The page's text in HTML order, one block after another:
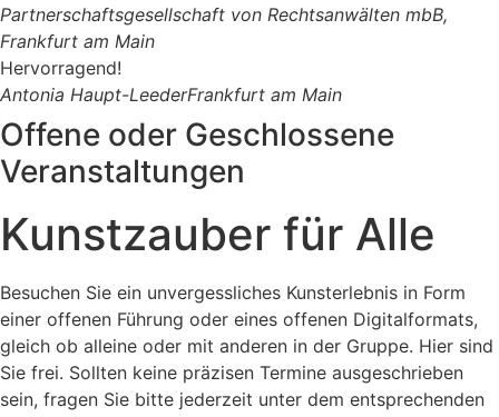
Partnerschaftsgesellschaft von Rechtsanwälten mbB,
Frankfurt am Main
Hervorragend!
Antonia Haupt-LeederFrankfurt am Main
Offene oder Geschlossene
Veranstaltungen
Kunstzauber für Alle
Besuchen Sie ein unvergessliches Kunsterlebnis in Form
einer offenen Führung oder eines offenen Digitalformats,
gleich ob alleine oder mit anderen in der Gruppe. Hier sind
Sie frei. Sollten keine präzisen Termine ausgeschrieben
sein, fragen Sie bitte jederzeit unter dem entsprechenden